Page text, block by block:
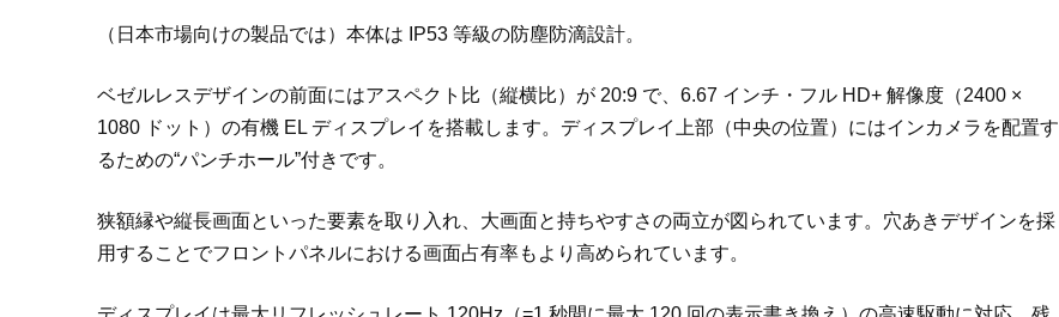
（日本市場向けの製品では）本体は IP53 等級の防塵防滴設計。
ベゼルレスデザインの前面にはアスペクト比（縦横比）が 20:9 で、6.67 インチ・フル HD+ 解像度（2400 ×
1080 ドット）の有機 EL ディスプレイを搭載します。ディスプレイ上部（中央の位置）にはインカメラを配置す
るための“パンチホール”付きです。
狭額縁や縦長画面といった要素を取り入れ、大画面と持ちやすさの両立が図られています。穴あきデザインを採
用することでフロントパネルにおける画面占有率もより高められています。